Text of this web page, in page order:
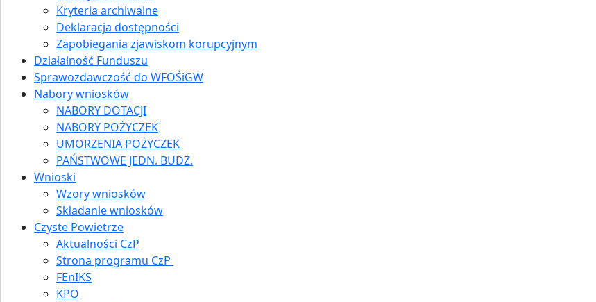
Kryteria archiwalne
Deklaracja dostępności
Zapobiegania zjawiskom korupcyjnym
Działalność Funduszu
Sprawozdawczość do WFOŚiGW
Nabory wniosków
NABORY DOTACJI
NABORY POŻYCZEK
UMORZENIA POŻYCZEK
PAŃSTWOWE JEDN. BUDŻ.
Wnioski
Wzory wniosków
Składanie wniosków
Czyste Powietrze
Aktualności CzP
Strona programu CzP
FEnIKS
KPO